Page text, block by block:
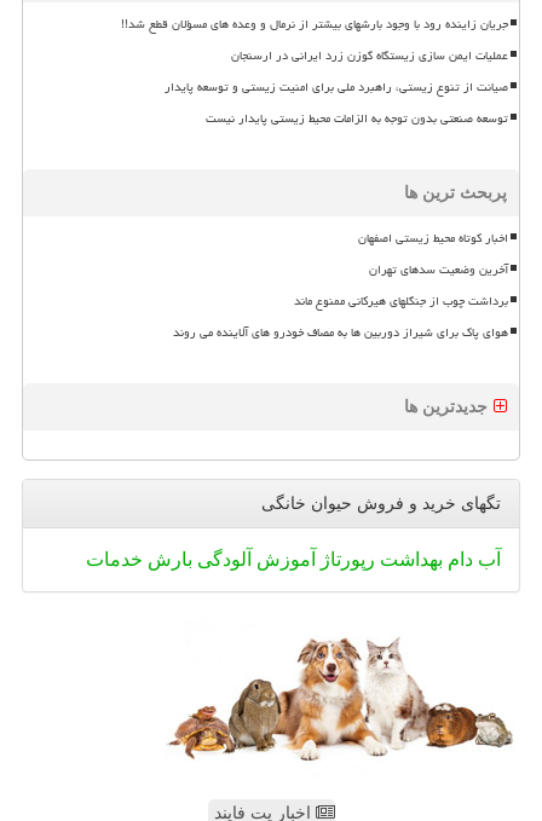
جریان زاینده رود با وجود بارشهای بیشتر از نرمال و وعده های مسؤلان قطع شد!!
عملیات ایمن سازی زیستگاه گوزن زرد ایرانی در ارسنجان
صیانت از تنوع زیستی، راهبرد ملی برای امنیت زیستی و توسعه پایدار
توسعه صنعتی بدون توجه به الزامات محیط زیستی پایدار نیست
پربحث ترین ها
اخبار کوتاه محیط زیستی اصفهان
آخرین وضعیت سدهای تهران
برداشت چوب از جنگلهای هیرکانی ممنوع ماند
هوای پاک برای شیراز دوربین ها به مصاف خودرو های آلاینده می روند
جدیدترین ها
تگهای خرید و فروش حیوان خانگی
آب دام بهداشت رپورتاژ آموزش آلودگی بارش خدمات
اخبار پت فایند